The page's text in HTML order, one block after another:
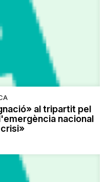
al tripartit pel
nacional